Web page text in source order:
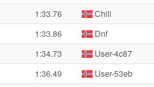
1:33.76 Chili
1:33.86 Dnf
1:34.73 User-4c87
1:36.49 User-53eb